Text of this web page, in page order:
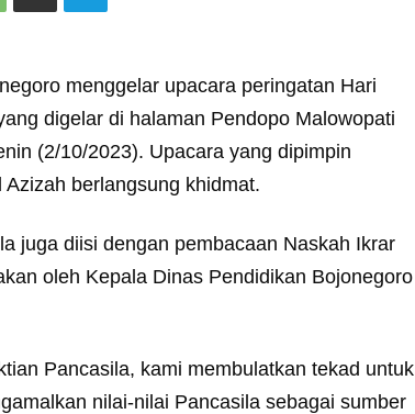
menggelar upacara peringatan Hari
digelar di halaman Pendopo Malowopati
(2/10/2023). Upacara yang dipimpin
berlangsung khidmat.
juga diisi dengan pembacaan Naskah Ikrar
oleh Kepala Dinas Pendidikan Bojonegoro
Pancasila, kami membulatkan tekad untuk
nilai-nilai Pancasila sebagai sumber